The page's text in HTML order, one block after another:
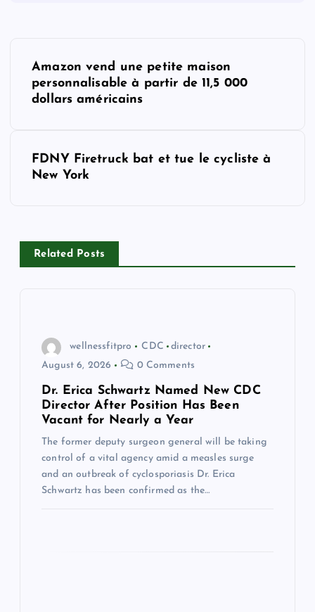
v
Amazon vend une petite maison
personnalisable à partir de 11,5 000
dollars américains
FDNY Firetruck bat et tue le cycliste à
New York
Related Posts
wellnessfitpro CDC
director
August 6, 2026
0 Comments
Dr. Erica Schwartz Named New CDC
Director After Position Has Been
Vacant for Nearly a Year
The former deputy surgeon general will be taking
control of a vital agency amid a measles surge
and an outbreak of cyclosporiasis Dr. Erica
Schwartz has been confirmed as the…